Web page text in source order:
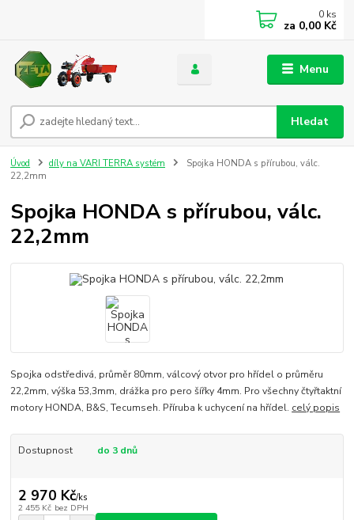
Menu
Hledat
0 ks
za 0,00 Kč
Úvod díly na VARI TERRA systém
Spojka HONDA s přírubou, válc.
22,2mm
Spojka HONDA s přírubou, válc.
22,2mm
Spojka odstředivá, průměr 80mm, válcový otvor pro hřídel o průměru
22,2mm, výška 53,3mm, drážka pro pero šířky 4mm. Pro všechny čtyřtaktní
motory HONDA, B&S, Tecumseh. Příruba k uchycení na hřídel. celý popis
Dostupnost do 3 dnů
2 970 Kč/ks
2 455 Kč bez DPH